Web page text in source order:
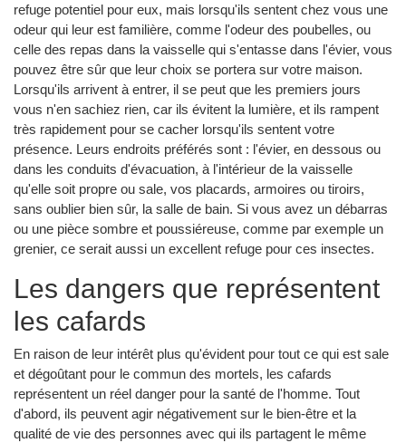
refuge potentiel pour eux, mais lorsqu'ils sentent chez vous une
odeur qui leur est familière, comme l'odeur des poubelles, ou
celle des repas dans la vaisselle qui s'entasse dans l'évier, vous
pouvez être sûr que leur choix se portera sur votre maison.
Lorsqu'ils arrivent à entrer, il se peut que les premiers jours
vous n'en sachiez rien, car ils évitent la lumière, et ils rampent
très rapidement pour se cacher lorsqu'ils sentent votre
présence. Leurs endroits préférés sont : l'évier, en dessous ou
dans les conduits d'évacuation, à l'intérieur de la vaisselle
qu'elle soit propre ou sale, vos placards, armoires ou tiroirs,
sans oublier bien sûr, la salle de bain. Si vous avez un débarras
ou une pièce sombre et poussiéreuse, comme par exemple un
grenier, ce serait aussi un excellent refuge pour ces insectes.
Les dangers que représentent
les cafards
En raison de leur intérêt plus qu'évident pour tout ce qui est sale
et dégoûtant pour le commun des mortels, les cafards
représentent un réel danger pour la santé de l'homme. Tout
d'abord, ils peuvent agir négativement sur le bien-être et la
qualité de vie des personnes avec qui ils partagent le même